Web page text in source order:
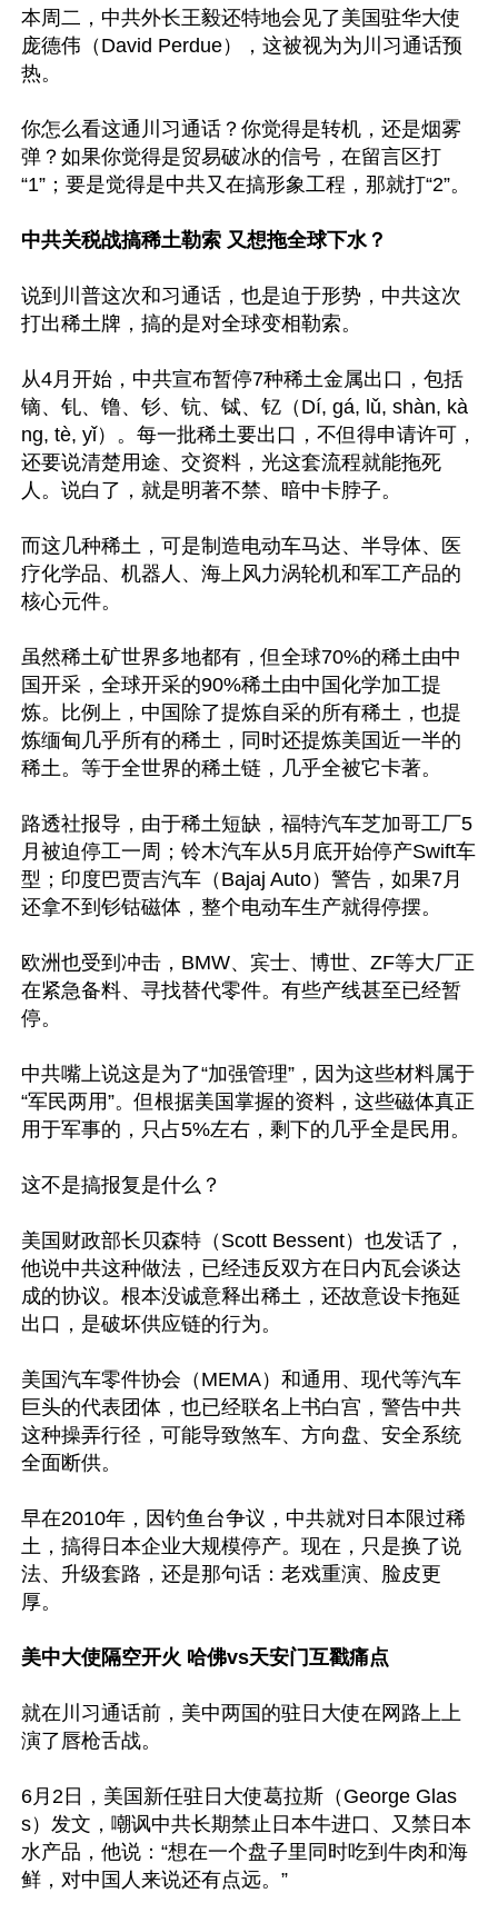
本周二，中共外长王毅还特地会见了美国驻华大使
庞德伟（David Perdue），这被视为为川习通话预
热。
你怎么看这通川习通话？你觉得是转机，还是烟雾
弹？如果你觉得是贸易破冰的信号，在留言区打
“1”；要是觉得是中共又在搞形象工程，那就打“2”。
中共关税战搞稀土勒索 又想拖全球下水？
说到川普这次和习通话，也是迫于形势，中共这次
打出稀土牌，搞的是对全球变相勒索。
从4月开始，中共宣布暂停7种稀土金属出口，包括
镝、钆、镥、钐、钪、铽、钇（Dí, gá, lǔ, shàn, kà
ng, tè, yǐ）。每一批稀土要出口，不但得申请许可，
还要说清楚用途、交资料，光这套流程就能拖死
人。说白了，就是明著不禁、暗中卡脖子。
而这几种稀土，可是制造电动车马达、半导体、医
疗化学品、机器人、海上风力涡轮机和军工产品的
核心元件。
虽然稀土矿世界多地都有，但全球70%的稀土由中
国开采，全球开采的90%稀土由中国化学加工提
炼。比例上，中国除了提炼自采的所有稀土，也提
炼缅甸几乎所有的稀土，同时还提炼美国近一半的
稀土。等于全世界的稀土链，几乎全被它卡著。
路透社报导，由于稀土短缺，福特汽车芝加哥工厂5
月被迫停工一周；铃木汽车从5月底开始停产Swift车
型；印度巴贾吉汽车（Bajaj Auto）警告，如果7月
还拿不到钐钴磁体，整个电动车生产就得停摆。
欧洲也受到冲击，BMW、宾士、博世、ZF等大厂正
在紧急备料、寻找替代零件。有些产线甚至已经暂
停。
中共嘴上说这是为了“加强管理”，因为这些材料属于
“军民两用”。但根据美国掌握的资料，这些磁体真正
用于军事的，只占5%左右，剩下的几乎全是民用。
这不是搞报复是什么？
美国财政部长贝森特（Scott Bessent）也发话了，
他说中共这种做法，已经违反双方在日内瓦会谈达
成的协议。根本没诚意释出稀土，还故意设卡拖延
出口，是破坏供应链的行为。
美国汽车零件协会（MEMA）和通用、现代等汽车
巨头的代表团体，也已经联名上书白宫，警告中共
这种操弄行径，可能导致煞车、方向盘、安全系统
全面断供。
早在2010年，因钓鱼台争议，中共就对日本限过稀
土，搞得日本企业大规模停产。现在，只是换了说
法、升级套路，还是那句话：老戏重演、脸皮更
厚。
美中大使隔空开火 哈佛vs天安门互戳痛点
就在川习通话前，美中两国的驻日大使在网路上上
演了唇枪舌战。
6月2日，美国新任驻日大使葛拉斯（George Glas
s）发文，嘲讽中共长期禁止日本牛进口、又禁日本
水产品，他说：“想在一个盘子里同时吃到牛肉和海
鲜，对中国人来说还有点远。”